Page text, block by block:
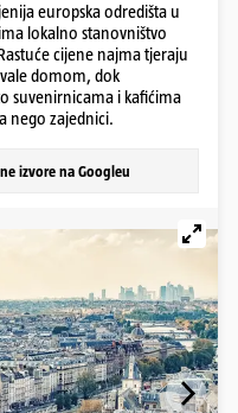
europska odredišta u
lokalno stanovništvo
cijene najma tjeraju
domom, dok
suvenirnicama i kafićima
nego zajednici.
izvore na Googleu